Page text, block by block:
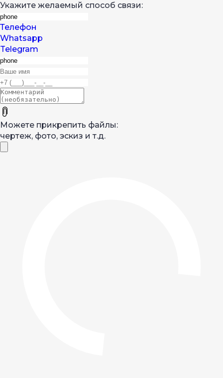
Укажите желаемый способ связи:
Телефон
Whatsapp
Telegram
Можете прикрепить файлы:
чертеж, фото, эскиз и т.д.